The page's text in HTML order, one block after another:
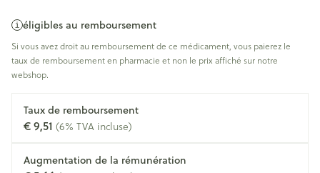
éligibles au remboursement
Si vous avez droit au remboursement de ce médicament, vous paierez le
taux de remboursement en pharmacie et non le prix affiché sur notre
webshop.
Taux de remboursement
€ 9,51 (6% TVA incluse)
Augmentation de la rémunération